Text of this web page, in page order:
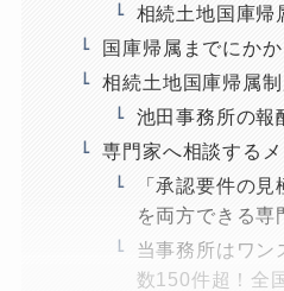
相続土地国庫帰
国庫帰属までにか
相続土地国庫帰属
池田事務所の報
専門家へ相談する
「承認要件の
を両方できる
当事務所はワン
数150件超！全